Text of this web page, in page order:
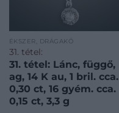
ÉKSZER, DRÁGAKŐ
31. tétel:
31. tétel: Lánc, függő,
ag, 14 K au, 1 bril. cca.
0,30 ct, 16 gyém. cca.
0,15 ct, 3,3 g